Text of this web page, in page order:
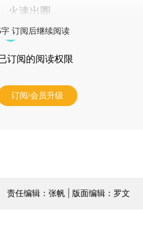
火速出圈。
订阅后继续阅读
订阅的阅读权限
订阅/会员升级
责任编辑：张帆 | 版面编辑：罗文